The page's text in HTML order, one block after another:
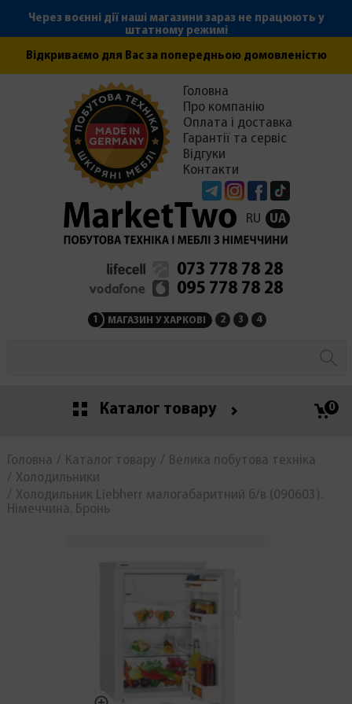
Через воєнні дії наші магазини зараз не працюють у
штатному режимі
Відкриваємо для Вас за попередньою домовленістю
TelegramInstagramFacebook
Головна
Про компанію
Оплата і доставка
Гарантії та сервіс
Відгуки
Контакти
RU UA
073 778 78 28
095 778 78 28
1 МАГАЗИН У ХАРКОВІ 2 МАГАЗИН НА
3 СЕРВІСНИЙ ЦЕНТР
4
Каталог товару 0
Головна Каталог товару
Велика побутова техніка
Холодильники
Холодильник Liebherr малогабаритний б/в (090603).
Німеччина. Бронь